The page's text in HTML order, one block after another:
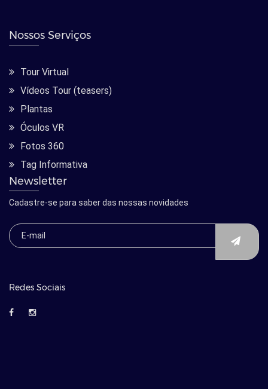
Nossos Serviços
Tour Virtual
Vídeos Tour (teasers)
Plantas
Óculos VR
Fotos 360
Tag Informativa
Newsletter
Cadastre-se para saber das nossas novidades
Redes Sociais